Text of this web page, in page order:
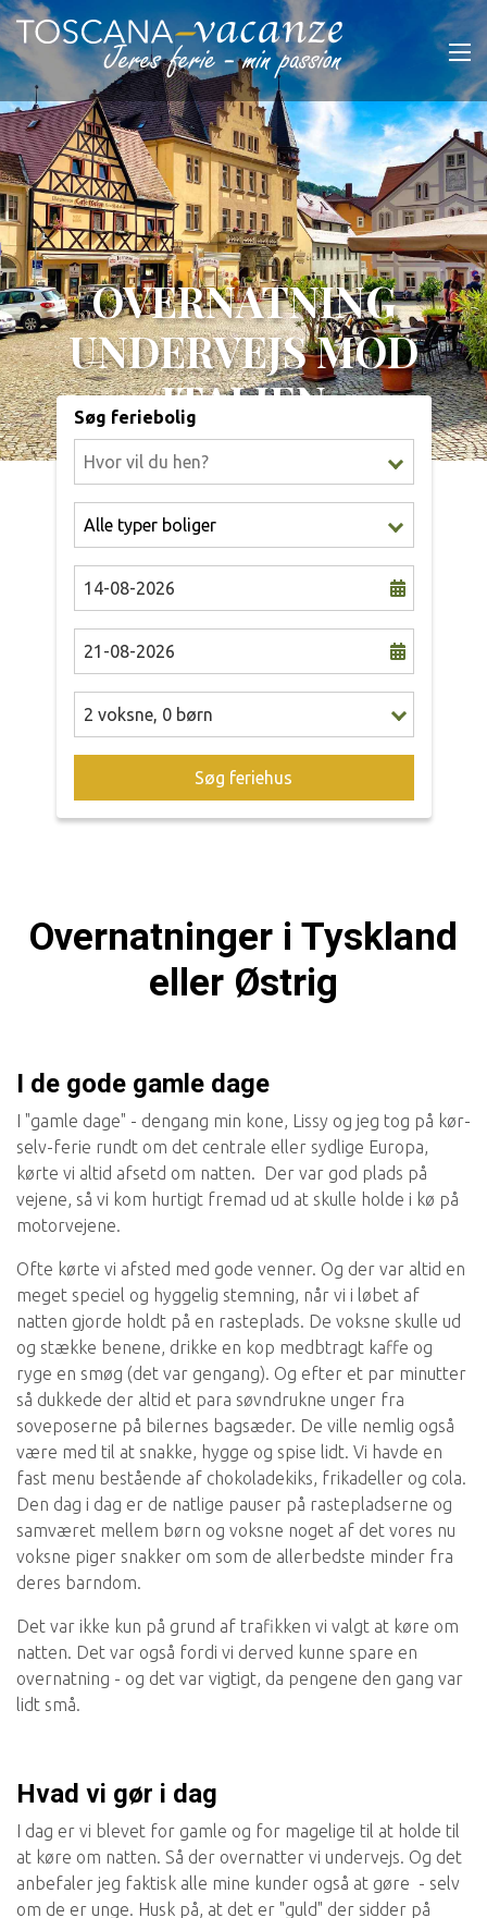
OVERNATNING
UNDERVEJS MOD
ITALIEN
Søg feriebolig
2 voksne, 0 børn
Søg feriehus
Overnatninger i Tyskland
eller Østrig
I de gode gamle dage
I "gamle dage" - dengang min kone, Lissy og jeg tog på kør-
selv-ferie rundt om det centrale eller sydlige Europa,
kørte vi altid afsetd om natten. Der var god plads på
vejene, så vi kom hurtigt fremad ud at skulle holde i kø på
motorvejene.
Ofte kørte vi afsted med gode venner. Og der var altid en
meget speciel og hyggelig stemning, når vi i løbet af
natten gjorde holdt på en rasteplads. De voksne skulle ud
og stække benene, drikke en kop medbtragt kaffe og
ryge en smøg (det var gengang). Og efter et par minutter
så dukkede der altid et para søvndrukne unger fra
soveposerne på bilernes bagsæder. De ville nemlig også
være med til at snakke, hygge og spise lidt. Vi havde en
fast menu bestående af chokoladekiks, frikadeller og cola.
Den dag i dag er de natlige pauser på rastepladserne og
samværet mellem børn og voksne noget af det vores nu
voksne piger snakker om som de allerbedste minder fra
deres barndom.
Det var ikke kun på grund af trafikken vi valgt at køre om
natten. Det var også fordi vi derved kunne spare en
overnatning - og det var vigtigt, da pengene den gang var
lidt små.
Hvad vi gør i dag
I dag er vi blevet for gamle og for magelige til at holde til
at køre om natten. Så der overnatter vi undervejs. Og det
anbefaler jeg faktisk alle mine kunder også at gøre - selv
om de er unge. Husk på, at det er "guld" der sidder på